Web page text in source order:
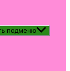
подменю